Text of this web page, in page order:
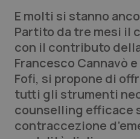
QS Pro
Professionisti Sanitari.AI
Abruzzo
Basilicata
QS Pro Gold
Artrite & artrosi
QS Club Newsletter
E molti si stanno
Partito da tre mesi il
con il contributo
Francesco Cannavò
Fofi, si propone di
tutti gli strumenti
counselling efficace
contraccezione